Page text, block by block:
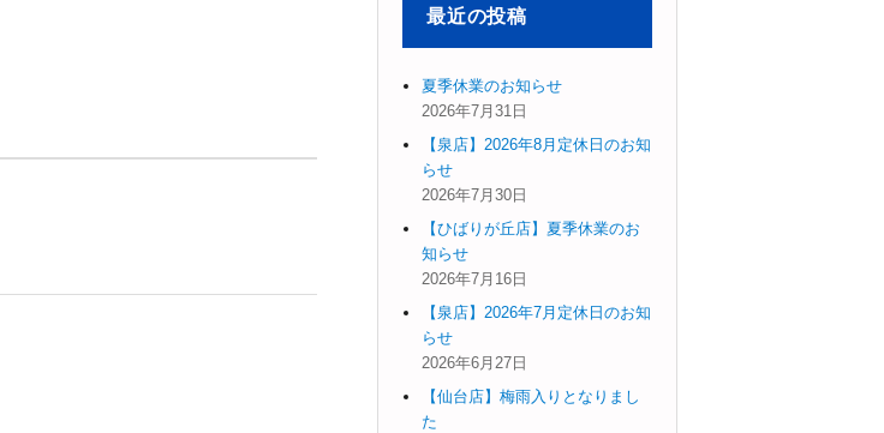
最近の投稿
夏季休業のお知らせ
2026年7月31日
【泉店】2026年8月定休日のお知
らせ
2026年7月30日
【ひばりが丘店】夏季休業のお
知らせ
2026年7月16日
【泉店】2026年7月定休日のお知
らせ
2026年6月27日
【仙台店】梅雨入りとなりまし
た